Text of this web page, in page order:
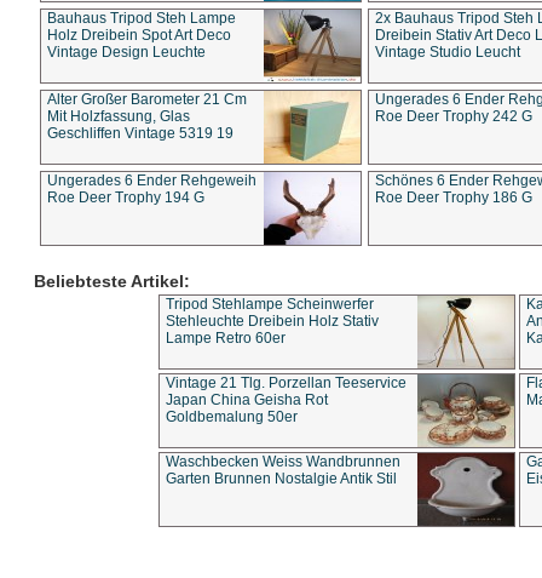
Bauhaus Tripod Steh Lampe
Holz Dreibein Spot Art Deco
Vintage Design Leuchte
2x Bauhaus Tripod Steh
Dreibein Stativ Art Deco
Vintage Studio Leucht
Alter Großer Barometer 21 Cm
Mit Holzfassung, Glas
Geschliffen Vintage 5319 19
Ungerades 6 Ender
Roe Deer Trophy 242 G
Ungerades 6 Ender Rehgeweih
Roe Deer Trophy 194 G
Schönes 6 Ender
Roe Deer Trophy 186 G
Beliebteste Artikel:
Tripod Stehlampe Scheinwerfer
Stehleuchte Dreibein Holz Stativ
Lampe Retro 60er
Vintage 21 Tlg. Porzellan Teeservice
Japan China Geisha Rot
Goldbemalung 50er
Waschbecken Weiss Wandbrunnen
Garten Brunnen Nostalgie Antik Stil